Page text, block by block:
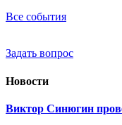
Все события
Задать вопрос
Новости
Виктор Синюгин